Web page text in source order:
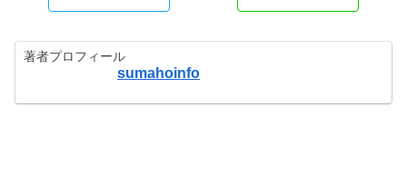
著者プロフィール
sumahoinfo